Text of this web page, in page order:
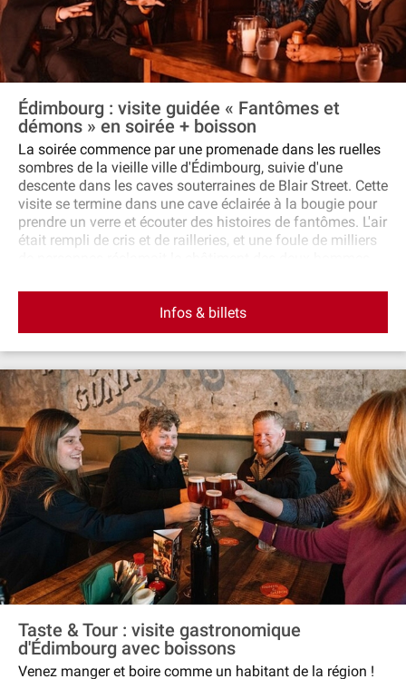
Édimbourg : visite guidée « Fantômes et
démons » en soirée + boisson
La soirée commence par une promenade dans les ruelles
sombres de la vieille ville d'Édimbourg, suivie d'une
descente dans les caves souterraines de Blair Street. Cette
visite se termine dans une cave éclairée à la bougie pour
prendre un verre et écouter des histoires de fantômes. L'air
était rempli de cris et de railleries, et une foule de milliers
autrefois révoltée devant la Mercat Cross. Écoutez des
récits de sorcellerie, de torture et d'esprits tout en
parcourant les ruelles médiévales et les Blair Street
Underground Vaults. Un guide vêtu d'une cape vous
guidera à travers des cavernes sombres et vous racontera
des histoires vraies et terrifiantes. À la tombée de la nuit,
retrouvez‐vous dans la cave de Megget pour déguster un
whisky, une bière locale ou une boisson sans alcool.
Infos & billets
Taste & Tour : visite gastronomique
d'Édimbourg avec boissons
Venez manger et boire comme un habitant de la région !